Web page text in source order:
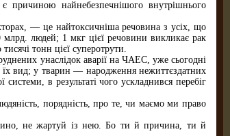
найнебезпечнішого внутрішнього
— це найтоксичніша речовина з усіх, що
людей; 1 мкг цієї речовини викликає рак
тонн цієї суперотрути.
унаслідок аварії на ЧАЕС, уже сьогодні
їх вид; у тварин — народження нежиттєздатних
в результаті чого ускладнився перебіг
порядність, про те, чи маємо ми право
не жартуй із нею. Бо ти й причина, ти й